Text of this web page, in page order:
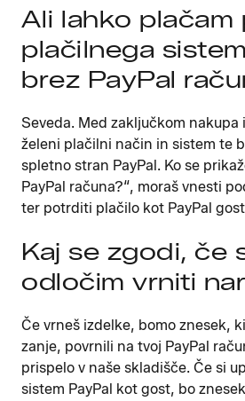
Ali lahko plačam
plačilnega
brez PayPal
Seveda. Med zaključkom nakupa
želeni plačilni način in sistem te
spletno stran PayPal. Ko se
PayPal računa?“, moraš vnesti
ter potrditi plačilo kot PayPal
Kaj se zgodi, če
odločim vrniti
Če vrneš izdelke, bomo znesek,
zanje, povrnili na tvoj PayPal
prispelo v naše skladišče. Če si
sistem PayPal kot gost, bo